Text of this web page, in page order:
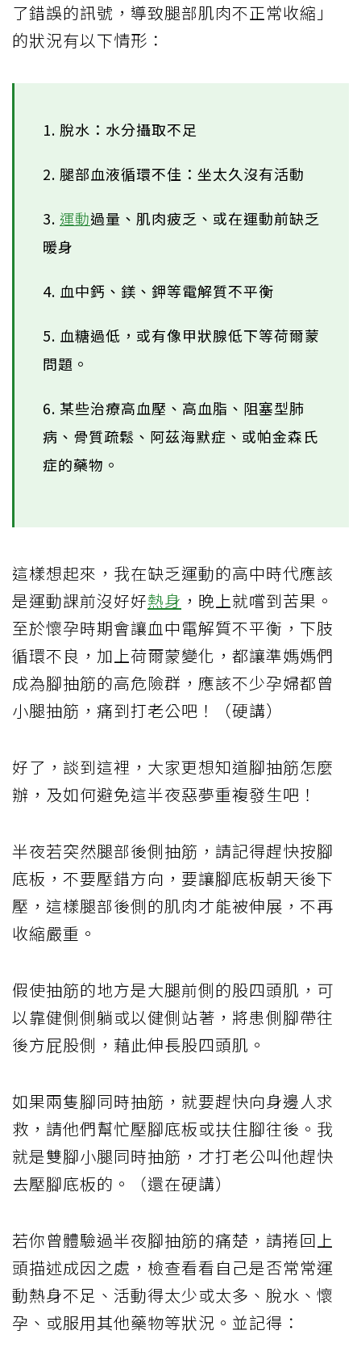
了錯誤的訊號，導致腿部肌肉不正常收縮」
的狀況有以下情形：
1. 脫水：水分攝取不足
2. 腿部血液循環不佳：坐太久沒有活動
3. 運動過量、肌肉疲乏、或在運動前缺乏
暖身
4. 血中鈣、鎂、鉀等電解質不平衡
5. 血糖過低，或有像甲狀腺低下等荷爾蒙
問題。
6. 某些治療高血壓、高血脂、阻塞型肺
病、骨質疏鬆、阿茲海默症、或帕金森氏
症的藥物。
這樣想起來，我在缺乏運動的高中時代應該
是運動課前沒好好熱身 ，晚上就嚐到苦果。
至於懷孕時期會讓血中電解質不平衡，下肢
循環不良，加上荷爾蒙變化，都讓準媽媽們
成為腳抽筋的高危險群，應該不少孕婦都曾
小腿抽筋，痛到打老公吧！（硬講）
好了，談到這裡，大家更想知道腳抽筋怎麼
辦，及如何避免這半夜惡夢重複發生吧！
半夜若突然腿部後側抽筋，請記得趕快按腳
底板，不要壓錯方向，要讓腳底板朝天後下
壓，這樣腿部後側的肌肉才能被伸展，不再
收縮嚴重。
假使抽筋的地方是大腿前側的股四頭肌，可
以靠健側側躺或以健側站著，將患側腳帶往
後方屁股側，藉此伸長股四頭肌。
如果兩隻腳同時抽筋，就要趕快向身邊人求
救，請他們幫忙壓腳底板或扶住腳往後。我
就是雙腳小腿同時抽筋，才打老公叫他趕快
去壓腳底板的。（還在硬講）
若你曾體驗過半夜腳抽筋的痛楚，請捲回上
頭描述成因之處，檢查看看自己是否常常運
動熱身不足、活動得太少或太多、脫水、懷
孕、或服用其他藥物等狀況。並記得：